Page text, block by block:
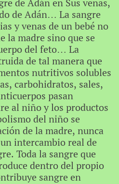
de Adán en Sus venas,
de Adán… La sangre
y venas de un bebé no
la madre sino que se
del feto… La
de tal manera que
nutritivos solubles
carbohidratos, sales,
pasan
al niño y los productos
del niño se
de la madre, nunca
intercambio real de
Toda la sangre que
dentro del propio
sangre en